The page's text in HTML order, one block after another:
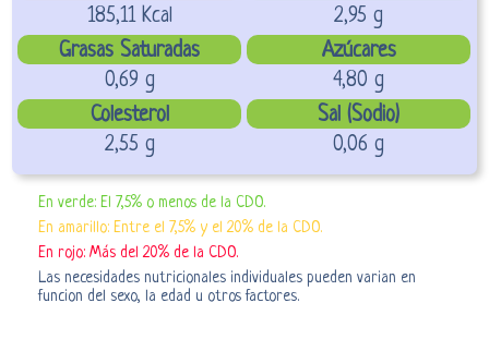
185,11 Kcal
2,95 g
Grasas Saturadas
Azúcares
0,69 g
4,80 g
Colesterol
Sal (Sodio)
2,55 g
0,06 g
En verde: El 7,5% o menos de la CDO.
En amarillo: Entre el 7,5% y el 20% de la CDO.
En rojo: Más del 20% de la CDO.
Las necesidades nutricionales individuales pueden varian en
funcion del sexo, la edad u otros factores.